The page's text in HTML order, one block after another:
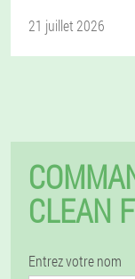
21 juillet 2026
CLEAN
Entrez votre nom